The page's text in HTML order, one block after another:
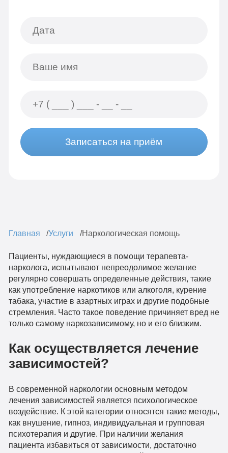
Записаться на приём
Главная Услуги Наркологическая помощь
Пациенты, нуждающиеся в помощи терапевта-
нарколога, испытывают непреодолимое желание
регулярно совершать определенные действия, такие
как употребление наркотиков или алкоголя, курение
табака, участие в азартных играх и другие подобные
стремления. Часто такое поведение причиняет вред не
только самому наркозависимому, но и его близким.
Как осуществляется лечение
зависимостей?
В современной наркологии основным методом
лечения зависимостей является психологическое
воздействие. К этой категории относятся такие методы,
как внушение, гипноз, индивидуальная и групповая
психотерапия и другие. При наличии желания
пациента избавиться от зависимости, достаточно